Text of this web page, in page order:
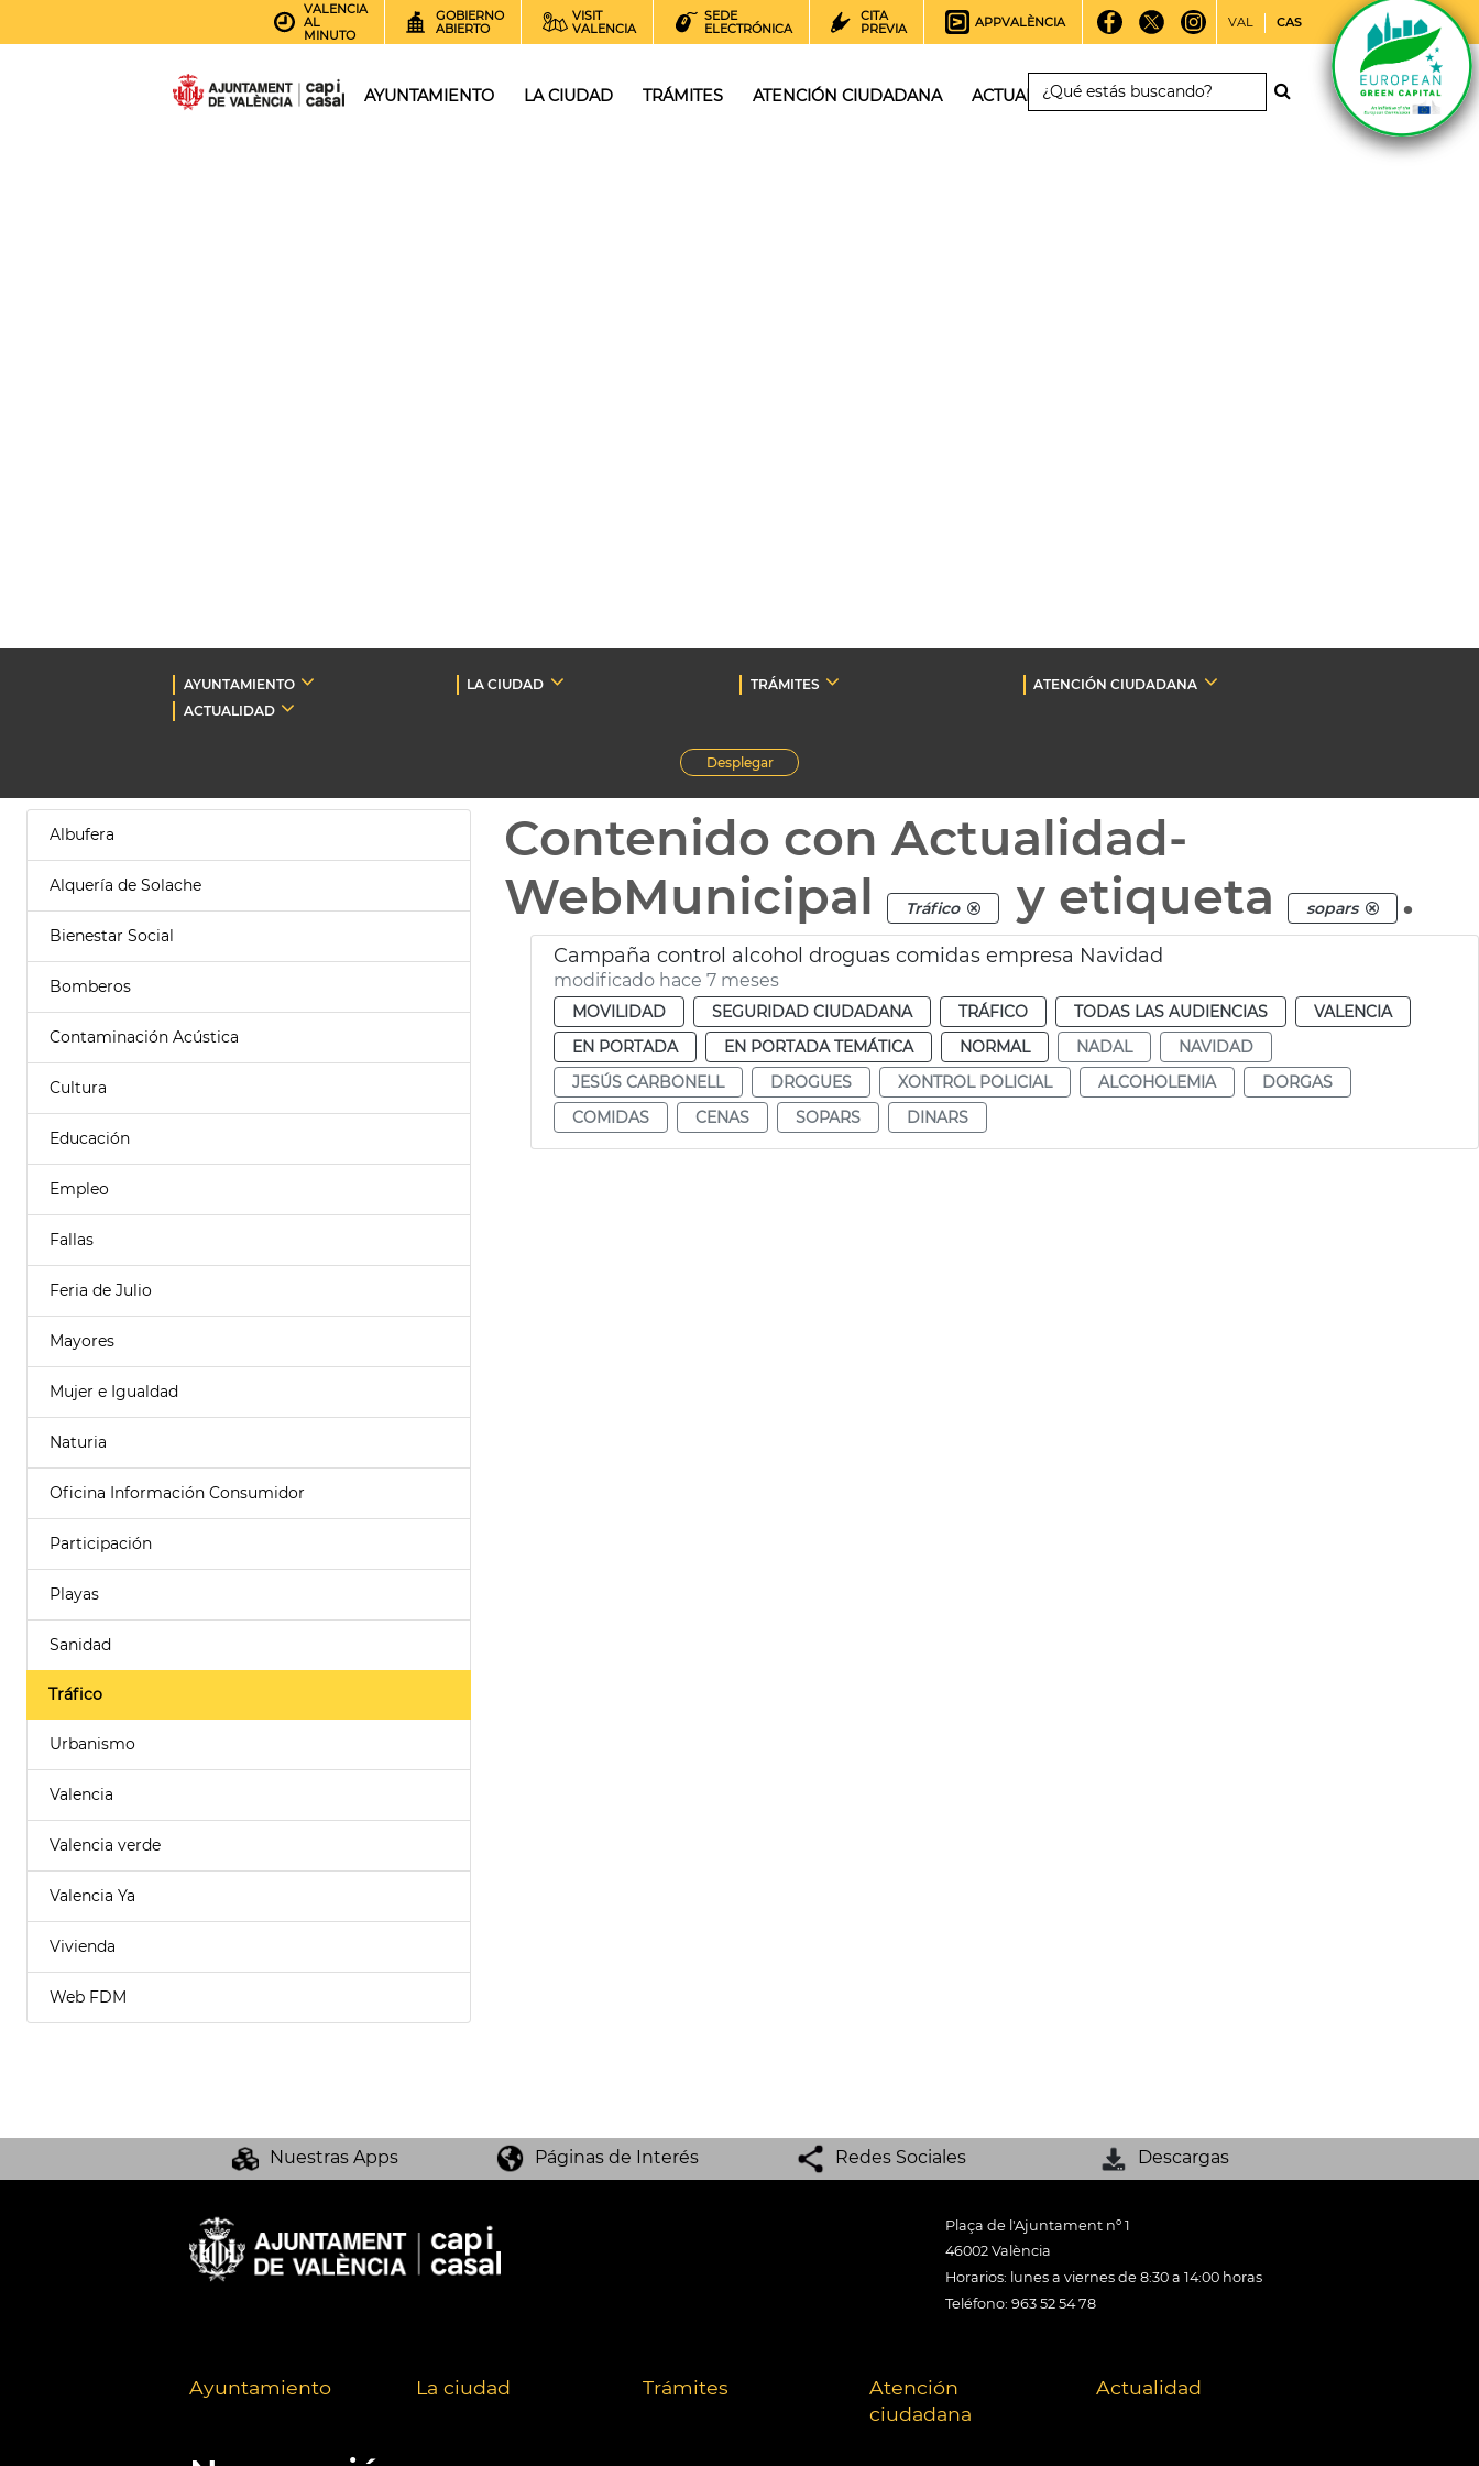
VALENCIA
AL
MINUTO
GOBIERNO
ABIERTO
VISIT
VALENCIA
SEDE
ELECTRÓNICA
CITA
PREVIA
APPVALÈNCIA VAL CAS
AYUNTAMIENTO LA CIUDAD TRÁMITES ATENCIÓN CIUDADANA ACTUALIDAD
AYUNTAMIENTO LA CIUDAD TRÁMITES
ATENCIÓN CIUDADANA
ACTUALIDAD
Desplegar
Albufera
Alquería de Solache
Bienestar Social
Bomberos
Contaminación Acústica
Cultura
Educación
Empleo
Fallas
Feria de Julio
Mayores
Mujer e Igualdad
Naturia
Oficina Información Consumidor
Participación
Playas
Sanidad
Tráfico
Urbanismo
Valencia
Valencia verde
Valencia Ya
Vivienda
Web FDM
Contenido con Actualidad-
WebMunicipal
Tráfico y etiqueta sopars .
Campaña control alcohol droguas comidas empresa Navidad
modificado hace 7 meses
MOVILIDAD SEGURIDAD CIUDADANA TRÁFICO TODAS LAS AUDIENCIAS
VALENCIA
EN PORTADA
EN PORTADA TEMÁTICA NORMAL NADAL
NAVIDAD
JESÚS CARBONELL
DROGUES XONTROL POLICIAL ALCOHOLEMIA
DORGAS
COMIDAS
CENAS SOPARS DINARS
Nuestras Apps Páginas de Interés Redes Sociales Descargas
Plaça de l'Ajuntament nº 1
46002 València
Horarios: lunes a viernes de 8:30 a 14:00 horas
Teléfono: 963 52 54 78
Ayuntamiento La ciudad Trámites
Atención
ciudadana
Actualidad